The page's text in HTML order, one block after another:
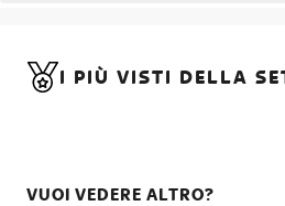
I PIÙ VISTI DELLA
VUOI VEDERE ALTRO?